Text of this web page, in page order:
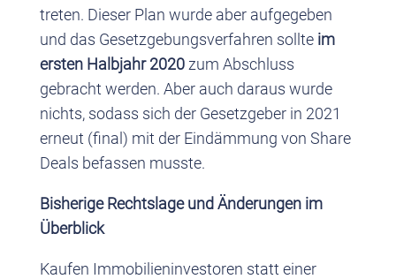
treten. Dieser Plan wurde aber aufgegeben
und das Gesetzgebungsverfahren sollte im
ersten Halbjahr 2020 zum Abschluss
gebracht werden. Aber auch daraus wurde
nichts, sodass sich der Gesetzgeber in 2021
erneut (final) mit der Eindämmung von Share
Deals befassen musste.
Bisherige Rechtslage und Änderungen im
Überblick
Kaufen Immobilieninvestoren statt einer